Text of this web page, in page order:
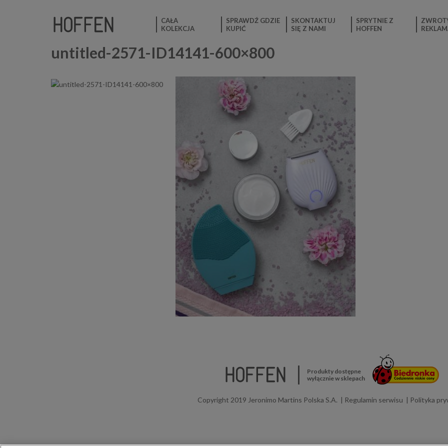
CAŁA
KOLEKCJA
SPRAWDŹ GDZIE
KUPIĆ
SKONTAKTUJ
SIĘ Z NAMI
SPRYTNIE Z
HOFFEN
untitled-2571-ID14141-600×800
Produkty dostępne
wyłącznie w sklepach
Copyright 2019 Jeronimo Martins Polska S.A. Regulamin serwisu Polityka